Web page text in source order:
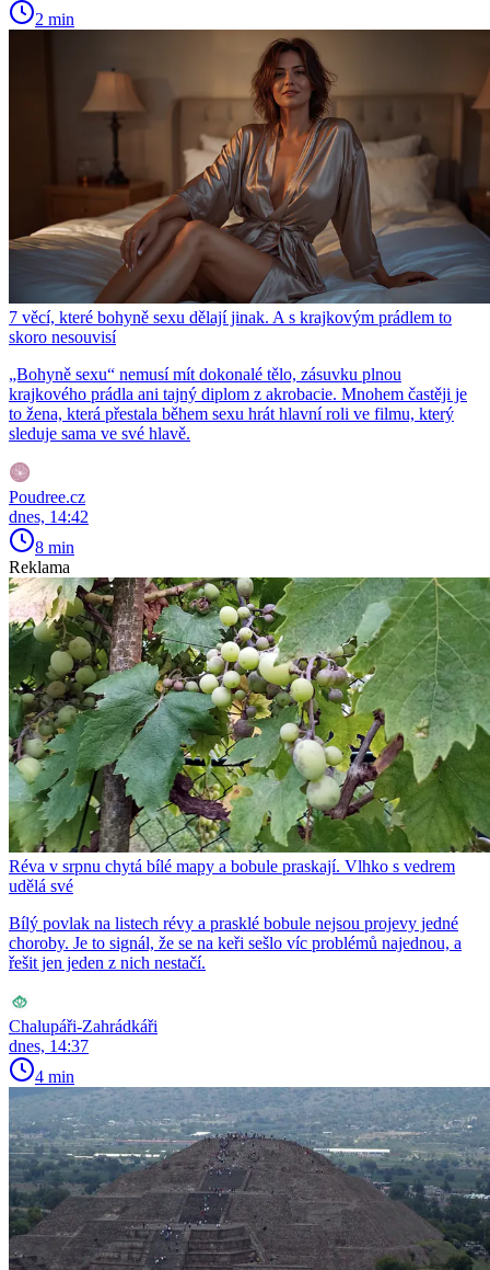
2 min
7 věcí, které bohyně sexu dělají jinak. A s krajkovým prádlem to
skoro nesouvisí
„Bohyně sexu“ nemusí mít dokonalé tělo, zásuvku plnou
krajkového prádla ani tajný diplom z akrobacie. Mnohem častěji je
to žena, která přestala během sexu hrát hlavní roli ve filmu, který
sleduje sama ve své hlavě.
Poudree.cz
dnes, 14:42
8 min
Reklama
Réva v srpnu chytá bílé mapy a bobule praskají. Vlhko s vedrem
udělá své
Bílý povlak na listech révy a prasklé bobule nejsou projevy jedné
choroby. Je to signál, že se na keři sešlo víc problémů najednou, a
řešit jen jeden z nich nestačí.
Chalupáři-Zahrádkáři
dnes, 14:37
4 min